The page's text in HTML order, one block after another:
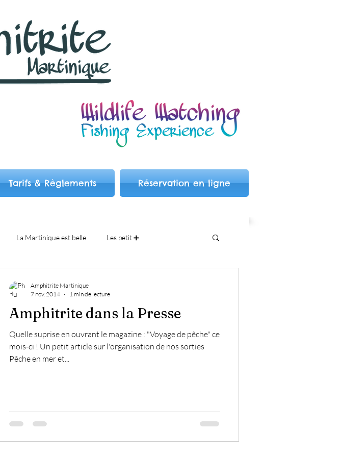
Tarifs & Règlements Réservation en ligne
La Martinique est belle Les petit ➕
Amphitrite dans la Presse
Quelle suprise en ouvrant le magazine : "Voyage de pêche" ce
mois-ci ! Un petit article sur l'organisation de nos sorties
Pêche en mer et...
Amphitrite Martinique
7 nov. 2014
1 min de lecture